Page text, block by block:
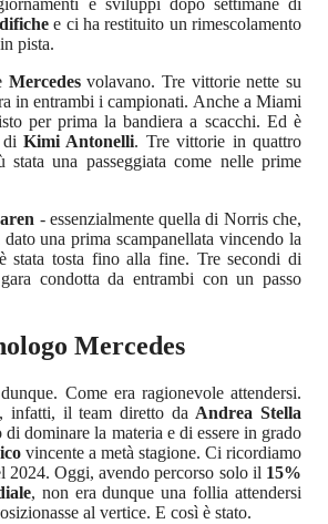
e sviluppi dopo settimane di
e ci ha restituito un rimescolamento
pista.
Mercedesvolavano. Tre vittorie nette su
in entrambi i campionati. Anche a Miami
per prima la bandiera a scacchi. Ed è
di Kimi Antonelli. Tre vittorie in quattro
una passeggiata come nelle prime
- essenzialmente quella di Norris che,
una prima scampanellata vincendo la
stata tosta fino alla fine. Tre secondi di
condotta da entrambi con un passo
Mercedes
Come era ragionevole attendersi.
infatti, il team diretto da Andrea Stella
dominare la materia e di essere in grado
vincente a metà stagione. Ci ricordiamo
2024. Oggi, avendo percorso solo il 15%
, non era dunque una follia attendersi
al vertice. E così è stato.